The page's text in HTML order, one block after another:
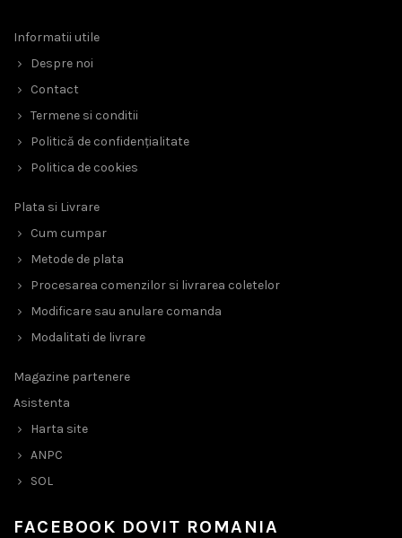
Informatii utile
Despre noi
Contact
Termene si conditii
Politică de confidențialitate
Politica de cookies
Plata si Livrare
Cum cumpar
Metode de plata
Procesarea comenzilor si livrarea coletelor
Modificare sau anulare comanda
Modalitati de livrare
Magazine partenere
Asistenta
Harta site
ANPC
SOL
FACEBOOK DOVIT ROMANIA